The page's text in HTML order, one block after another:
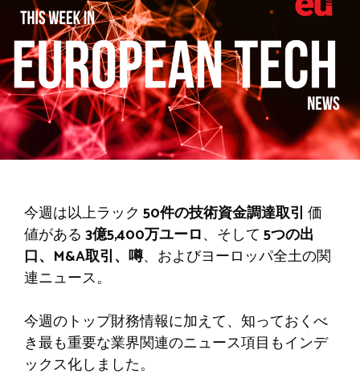
今週は以上ラック 50件の技術資金調達取引 価
値がある 3億5,400万ユーロ、そして 5つの出
口、M&A取引、噂、およびヨーロッパ全土の関
連ニュース。
今週のトップ財務情報に加えて、知っておくべ
き最も重要な業界関連のニュース項目もインデ
ックス化しました。